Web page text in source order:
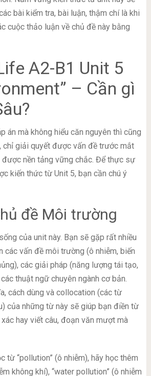
bài kiểm tra, bài luận, thậm chí là khi
cuộc thảo luận về chủ đề này bằng
A2-B1 Unit 5
– Cần gì
án mà không hiểu căn nguyên thì cũng
chỉ giải quyết được vấn đề trước mắt
được nền tảng vững chắc. Để thực sự
kiến thức từ Unit 5, bạn cần chú ý
đề Môi trường
của unit này. Bạn sẽ gặp rất nhiều
các vấn đề môi trường (ô nhiễm, biến
các giải pháp (năng lượng tái tạo,
thuật ngữ chuyên ngành cơ bản.
cách dùng và collocation (các từ
của những từ này sẽ giúp bạn điền từ
hay viết câu, đoạn văn mượt mà
từ “pollution” (ô nhiễm), hãy học thêm
không khí), “water pollution” (ô nhiễm